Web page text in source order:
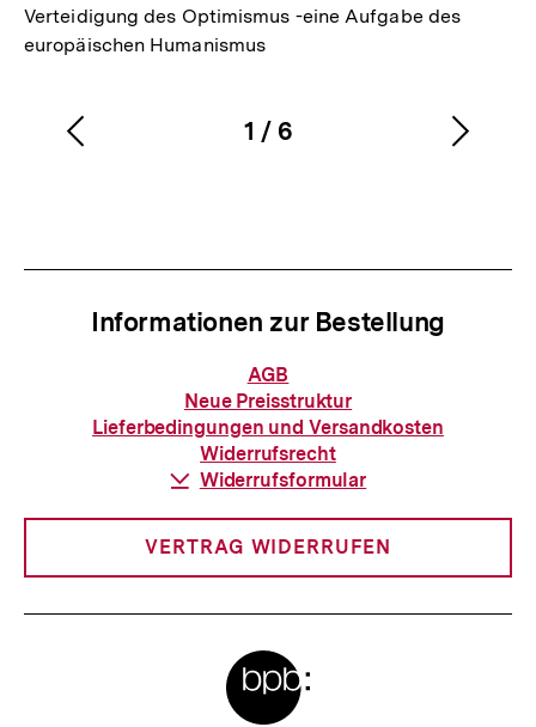
Verteidigung des Optimismus -eine Aufgabe des
europäischen Humanismus
Karussellinhalt
1
von
/ 6
Vorherigen
Informationen zur Bestellung
Informationen
zur
Bestellung
AGB
Neue Preisstruktur
Lieferbedingungen und Versandkosten
Widerrufsrecht
Download-
Widerrufsformular
VERTRAG WIDERRUFEN